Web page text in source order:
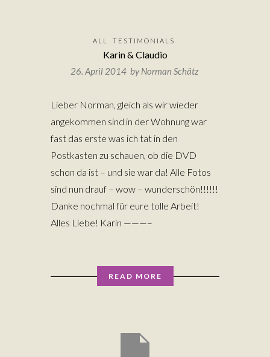
ALL TESTIMONIALS
Karin & Claudio
26. April 2014 byNorman Schätz
Lieber Norman, gleich als wir wieder
angekommen sind in der Wohnung war
fast das erste was ich tat in den
Postkasten zu schauen, ob die DVD
schon da ist – und sie war da! Alle Fotos
sind nun drauf – wow – wunderschön!!!!!!
Danke nochmal für eure tolle Arbeit!
Alles Liebe! Karin ———–
READ MORE